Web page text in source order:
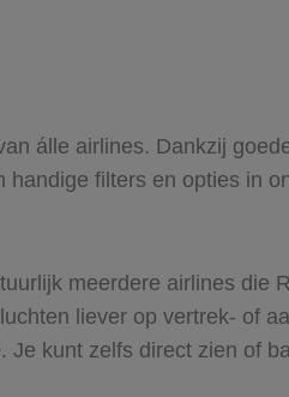
álle airlines. Dankzij
filters en opties in
meerdere airlines die
liever op vertrek- of
kunt zelfs direct zien of